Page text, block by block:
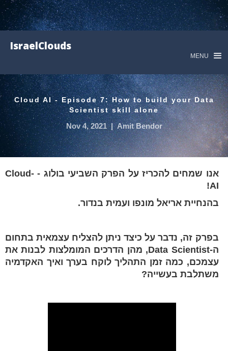
IsraelClouds
MENU
Cloud AI - Episode 7: How to build your Data
Scientist skill alone
Amit Bendor
|
Nov 4, 2021
אנו שמחים להכריז על הפרק השביעי בולוג - Cloud-
AI!
בהנחיית אריאל מונפו ועמית בנדור.
בפרק זה, נדבר על כיצד ניתן להצליח עצמאית בתחום
ה-Data Scientist, מהן הדרכים המומלצות לבנות את
עצמכם, כמה זמן התהליך לוקח בערך ואיך האקדמיה
משתלבת בעשייה?